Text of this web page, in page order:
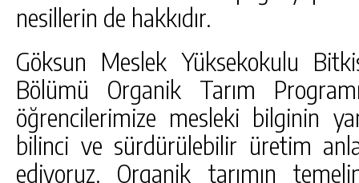
nesillerin de hakkıdır.
Göksun Meslek Yüksekokulu
Bölümü Organik Tarım
öğrencilerimize mesleki bilginin
bilinci ve sürdürülebilir üretim
ediyoruz. Organik tarımın